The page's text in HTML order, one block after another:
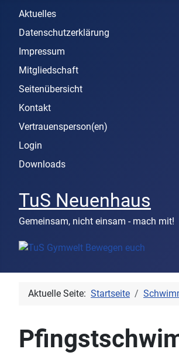
Aktuelles
Datenschutzerklärung
Impressum
Mitgliedschaft
Seitenübersicht
Kontakt
Vertrauensperson(en)
Login
Downloads
TuS Neuenhaus
Gemeinsam, nicht einsam - mach mit!
Aktuelle Seite: Startseite